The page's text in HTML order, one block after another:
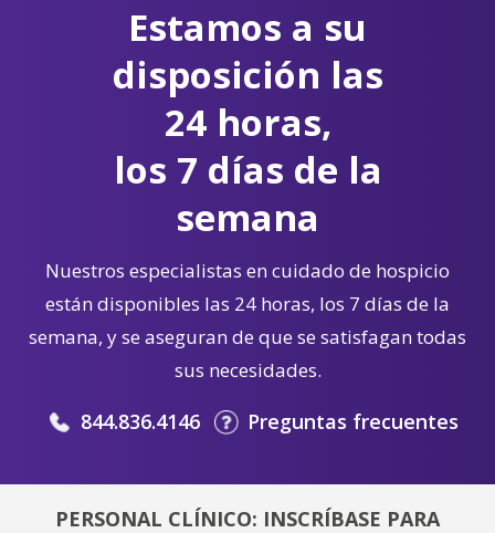
Estamos a su
disposición las
24 horas,
los 7 días de la
semana
Nuestros especialistas en cuidado de hospicio
están disponibles las 24 horas, los 7 días de la
semana, y se aseguran de que se satisfagan todas
sus necesidades.
844.836.4146 Preguntas frecuentes
PERSONAL CLÍNICO: INSCRÍBASE PARA